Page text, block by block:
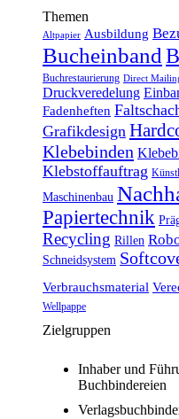
Themen
Altpapier Ausbildung
Bucheinband
Buchrestaurierung Direct
Druckveredelung
Fadenheften
Grafikdesign
Klebebinden
Klebstoffauftrag
Maschinenbau
Papiertechnik
Recycling Rillen
Schneidsystem
Verbrauchsmaterial
Wellpappe
Zielgruppen
Inhaber und
Buchbindereien